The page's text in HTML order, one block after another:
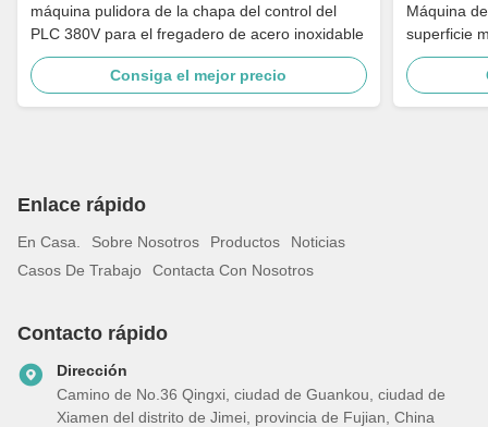
máquina pulidora de la chapa del control del
PLC 380V para el fregadero de acero inoxidable
Consiga el mejor precio
Máquina
superficie
grifo de
inoxidable
Enlace rápido
En Casa. Sobre Nosotros Productos
Noticias
Casos De Trabajo
Contacta Con Nosotros
Contacto rápido
Dirección
Camino de No.36 Qingxi, ciudad de Guankou, ciudad de
Xiamen del distrito de Jimei, provincia de Fujian, China